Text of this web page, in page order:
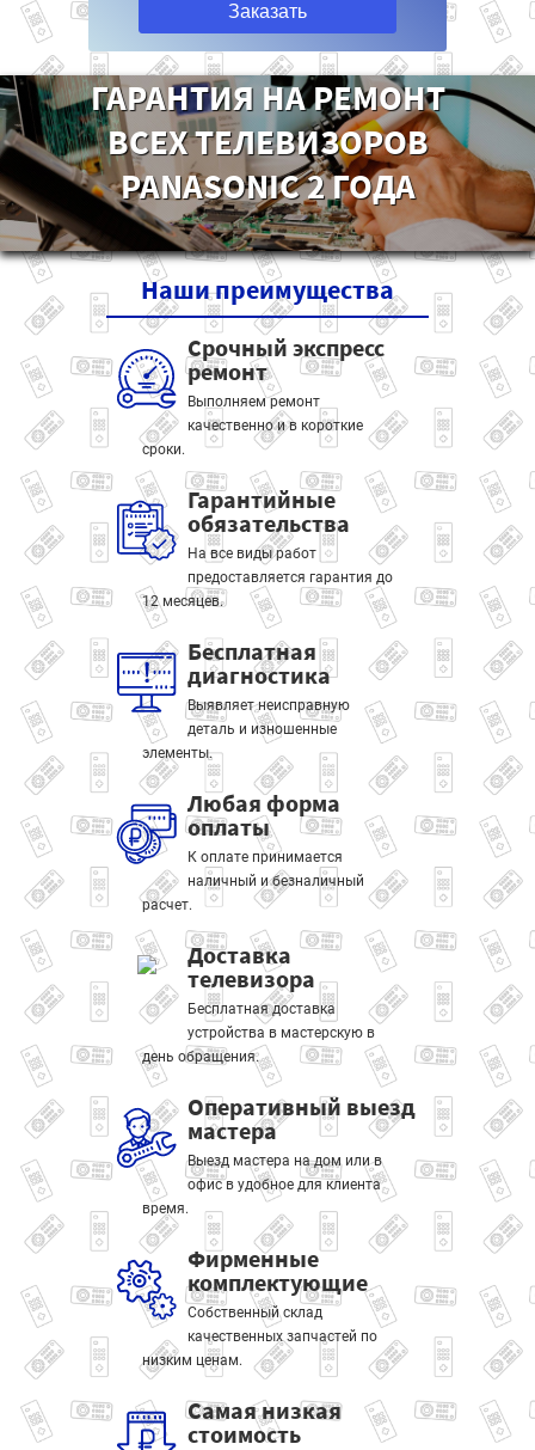
Заказать
ГАРАНТИЯ НА РЕМОНТ
ВСЕХ ТЕЛЕВИЗОРОВ
PANASONIC 2 ГОДА
Нашипреимущества
Срочный экспресс
ремонт
Выполняем ремонт
качественно и в короткие
сроки.
Гарантийные
обязательства
На все виды работ
предоставляется гарантия до
12 месяцев.
Бесплатная
диагностика
Выявляет неисправную
деталь и изношенные
элементы.
Любая форма
оплаты
К оплате принимается
наличный и безналичный
расчет.
Доставка
телевизора
Бесплатная доставка
устройства в мастерскую в
день обращения.
Оперативный выезд
мастера
Выезд мастера на дом или в
офис в удобное для клиента
время.
Фирменные
комплектующие
Собственный склад
качественных запчастей по
низким ценам.
Самая низкая
стоимость